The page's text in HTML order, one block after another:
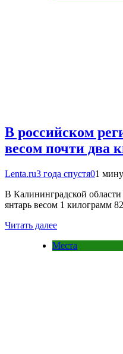
В российском
весом почти два
Lenta.ru3 года спустя01
В Калининградской
янтарь весом 1 килограмм
Читать далее
Места